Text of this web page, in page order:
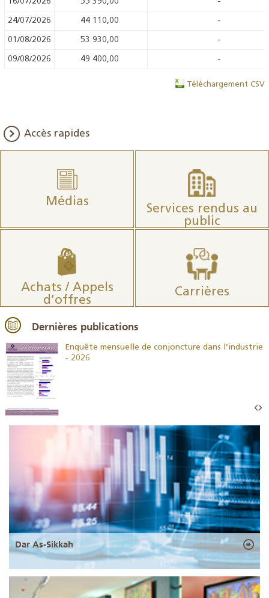
24/07/2026 44 110,00 -
01/08/2026 53 930,00 -
09/08/2026 49 400,00 -
Téléchargement CSV
Accès rapides
Médias
Services rendus au
public
Achats / Appels
d’offres
Carrières
Dernières publications
Enquête mensuelle de conjoncture dans l’industrie
- 2026
Dar As-Sikkah